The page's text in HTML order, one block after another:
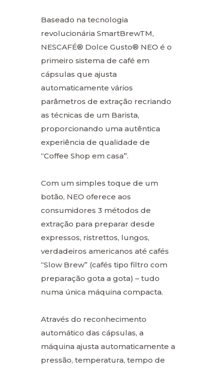
Baseado na tecnologia
revolucionária SmartBrewTM,
NESCAFÉ® Dolce Gusto® NEO é o
primeiro sistema de café em
cápsulas que ajusta
automaticamente vários
parâmetros de extração recriando
as técnicas de um Barista,
proporcionando uma autêntica
experiência de qualidade de
“Coffee Shop em casa”.
Com um simples toque de um
botão, NEO oferece aos
consumidores 3 métodos de
extração para preparar desde
expressos, ristrettos, lungos,
verdadeiros americanos até cafés
“Slow Brew” (cafés tipo filtro com
preparação gota a gota) – tudo
numa única máquina compacta.
Através do reconhecimento
automático das cápsulas, a
máquina ajusta automaticamente a
pressão, temperatura, tempo de